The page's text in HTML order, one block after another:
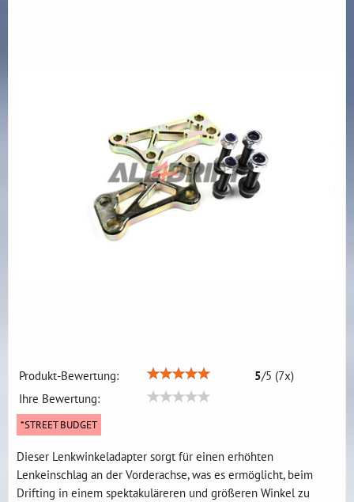
Produkt-Bewertung: 5/5 (7x)
Ihre Bewertung:
*STREET BUDGET
Dieser Lenkwinkeladapter sorgt für einen erhöhten
Lenkeinschlag an der Vorderachse, was es ermöglicht, beim
Drifting in einem spektakuläreren und größeren Winkel zu